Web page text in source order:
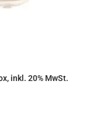
inkl. 20% MwSt.